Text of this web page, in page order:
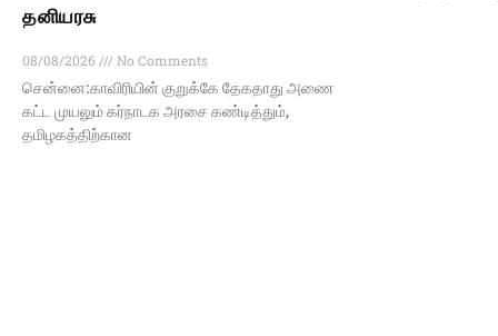
தனியரசு
08/08/2026
No Comments
சென்னை:காவிரியின் குறுக்கே தேகதாது அணை
கட்ட முயலும் கர்நாடக அரசை கண்டித்தும்,
தமிழகத்திற்கான